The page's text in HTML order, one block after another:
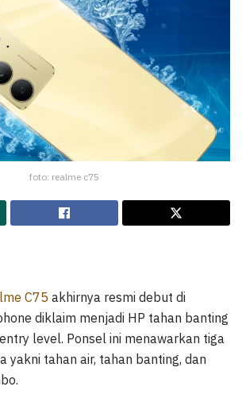
foto: realme c75
C75 akhirnya resmi debut di
diklaim menjadi HP tahan banting
level. Ponsel ini menawarkan tiga
yakni tahan air, tahan banting, dan